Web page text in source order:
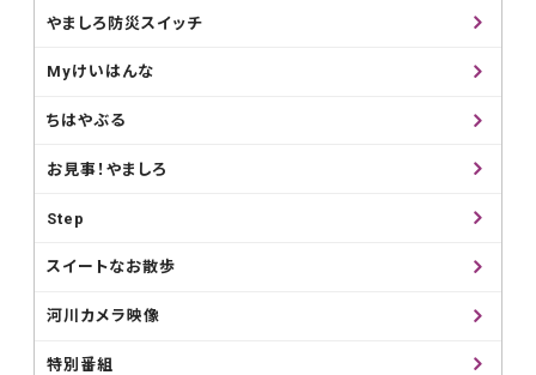
やましろ防災スイッチ
Myけいはんな
ちはやぶる
お見事！やましろ
Step
スイートなお散歩
河川カメラ映像
特別番組